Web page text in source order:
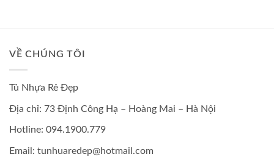
VỀ CHÚNG TÔI
Tủ Nhựa Rẻ Đẹp
Địa chỉ: 73 Định Công Hạ – Hoàng Mai – Hà Nội
Hotline: 094.1900.779
Email: tunhuaredep@hotmail.com